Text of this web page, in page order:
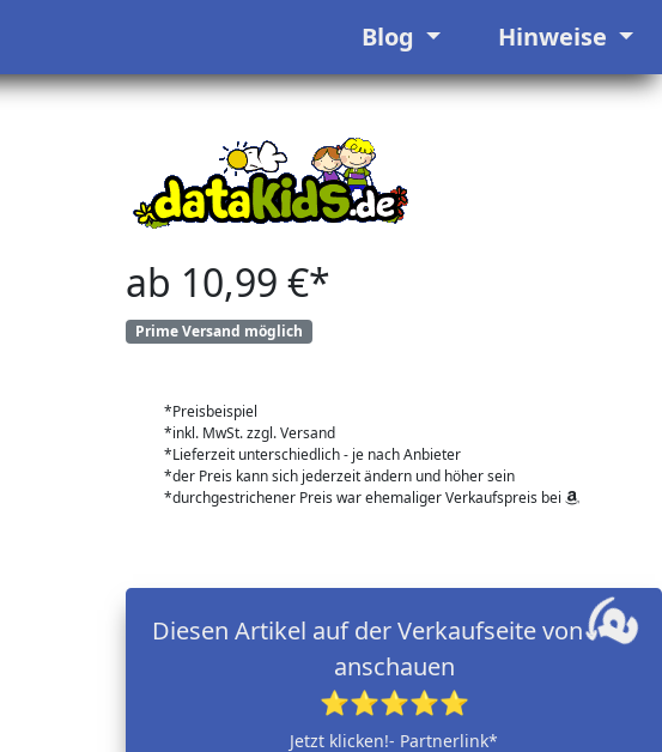
Blog Hinweise
ab 10,99 €*
Prime Versand möglich
*Preisbeispiel
*inkl. MwSt. zzgl. Versand
*Lieferzeit unterschiedlich - je nach Anbieter
*der Preis kann sich jederzeit ändern und höher sein
*durchgestrichener Preis war ehemaliger Verkaufspreis bei
Diesen Artikel auf der Verkaufseite von
anschauen
⭐⭐⭐⭐⭐
Jetzt klicken!- Partnerlink*